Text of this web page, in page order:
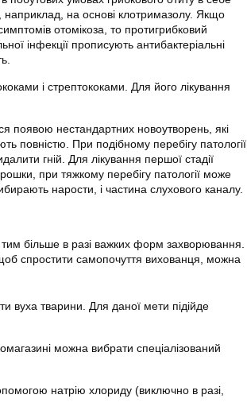
наприклад, на основі клотримазолу. Якщо
отомікоза, то протигрибковий
інфекції прописують антибактеріальні
і стрептококами. Для його лікування
появою нестандартних новоутворень, які
повністю. При подібному перебігу патології
гній. Для лікування першої стадії
при тяжкому перебігу патології може
нарости, і частина слухового каналу.
більше в разі важких форм захворювання.
спростити самопочуття вихованця, можна
вуха тварини. Для даної мети підійде
можна вибрати спеціалізований
натрію хлориду (виключно в разі,